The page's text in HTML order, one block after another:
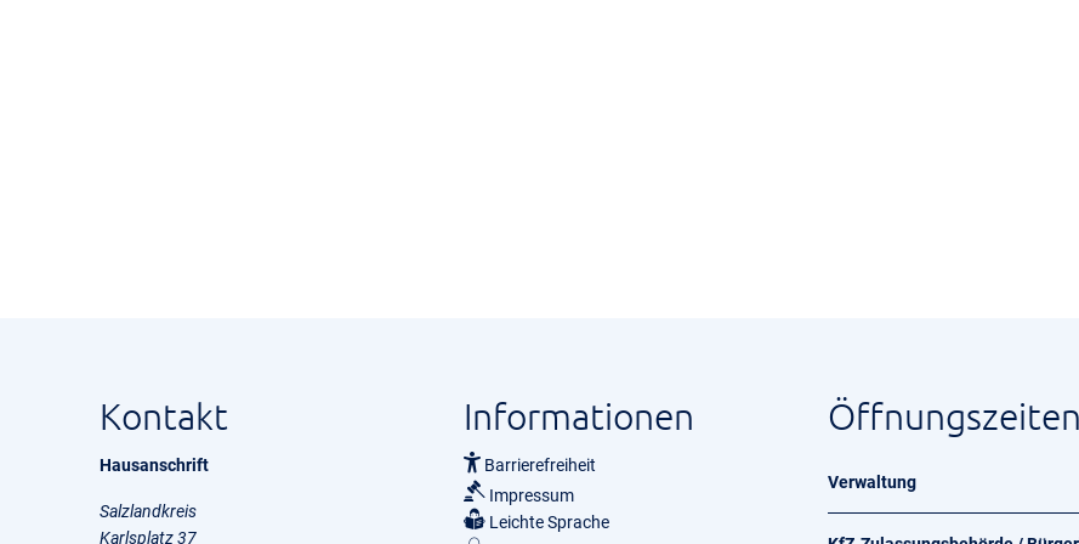
Kontakt
Hausanschrift
Salzlandkreis
Karlsplatz 37
Informationen
Barrierefreiheit
Impressum
Leichte Sprache
Öffnungszeiten
Verwaltung